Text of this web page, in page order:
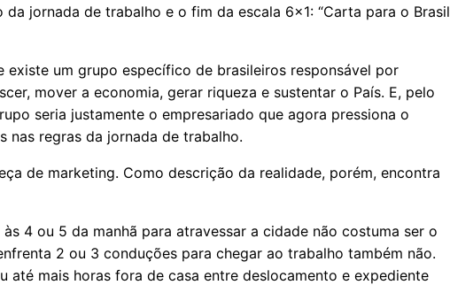
jornada de trabalho e o fim da escala 6x1: “Carta para o Brasil
existe um grupo específico de brasileiros responsável por
mover a economia, gerar riqueza e sustentar o País. E, pelo
seria justamente o empresariado que agora pressiona o
nas regras da jornada de trabalho.
de marketing. Como descrição da realidade, porém, encontra
4 ou 5 da manhã para atravessar a cidade não costuma ser o
2 ou 3 conduções para chegar ao trabalho também não.
até mais horas fora de casa entre deslocamento e expediente